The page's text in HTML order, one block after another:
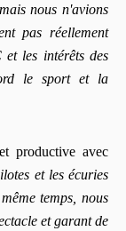
nous n'avions
pas réellement
et les intérêts des
le sport et la
productive avec
et les écuries
temps, nous
et garant de